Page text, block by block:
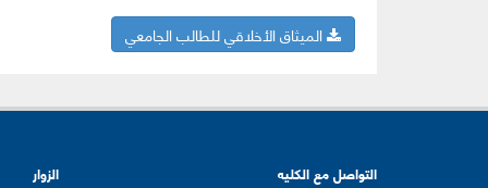
الميثاق الأخلاقي للطالب الجامعي
الزوار التواصل مع الكليه